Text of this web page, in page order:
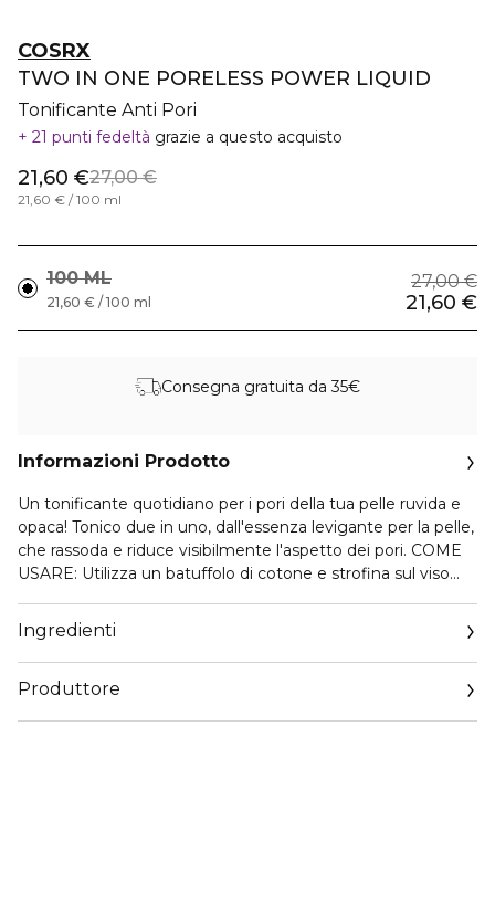
COSRX
TWO IN ONE PORELESS POWER LIQUID
Tonificante Anti Pori
21 punti fedeltà grazie a questo acquisto
21,60 €27,00 €
21,60 € / 100 ml
100 ML 27,00 €
21,60 €
21,60 € / 100 ml
Consegna gratuita da 35€
Informazioni Prodotto
Un tonificante quotidiano per i pori della tua pelle ruvida e
opaca! Tonico due in uno, dall'essenza levigante per la pelle,
che rassoda e riduce visibilmente l'aspetto dei pori. COME
USARE: Utilizza un batuffolo di cotone e strofina sul viso
pulizia del viso. /Maschera in fogli tonificanti/ [Routine serale
per la cura della pelle]Imbevere i dischetti di cotone e usarli
come maschera tonica per 5-10 minuti, soprattutto nei
punti in cui i pori sono più grandi e quando si avverte un
Ingredienti
Produttore